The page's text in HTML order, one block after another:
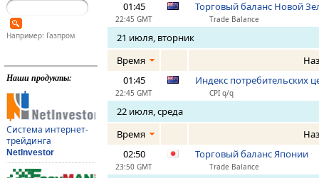
Например: Газпром
Наши продукты:
Система интернет-
трейдинга
NetInvestor
01:45
22:45 GMT
Торговый баланс Новой
Trade Balance
21 июля, вторник
Время
01:45
22:45 GMT
Индекс потребительских
CPI q/q
22 июля, среда
Время
02:50
23:50 GMT
Торговый баланс Японии
Trade Balance